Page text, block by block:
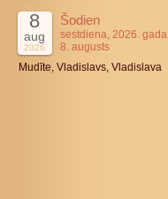
8
aug
2026
Šodien
sestdiena, 2026. gada
8. augusts
Mudīte, Vladislavs, Vladislava